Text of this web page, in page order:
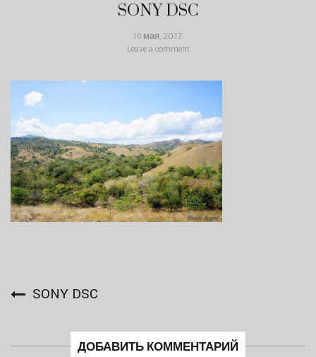
SONY DSC
16 мая, 2017.
Leave a comment
SONY DSC
ДОБАВИТЬ КОММЕНТАРИЙ